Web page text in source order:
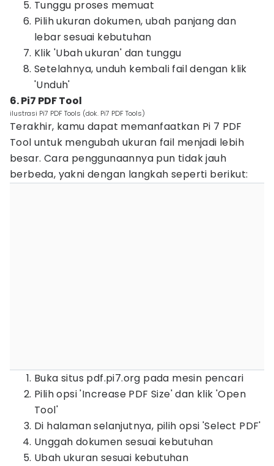
Tunggu proses memuat
Pilih ukuran dokumen, ubah panjang dan
lebar sesuai kebutuhan
Klik 'Ubah ukuran' dan tunggu
Setelahnya, unduh kembali fail dengan klik
'Unduh'
6. Pi7 PDF Tool
ilustrasi Pi7 PDF Tools (dok. Pi7 PDF Tools)
Terakhir, kamu dapat memanfaatkan Pi 7 PDF
Tool untuk mengubah ukuran fail menjadi lebih
besar. Cara penggunaannya pun tidak jauh
berbeda, yakni dengan langkah seperti berikut:
Buka situs pdf.pi7.org pada mesin pencari
Pilih opsi 'Increase PDF Size' dan klik 'Open
Tool'
Di halaman selanjutnya, pilih opsi 'Select PDF'
Unggah dokumen sesuai kebutuhan
Ubah ukuran sesuai kebutuhan